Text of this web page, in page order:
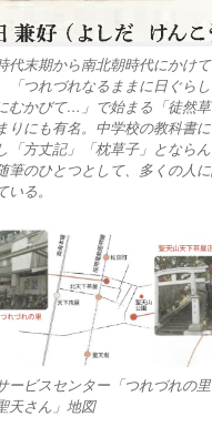
代末期から南北朝時代にかけ
「つれづれなるままに日ぐら
むかびて…」で始まる「徒然草
りにも有名。中学校の教科書
「方丈記」「枕草子」となら
筆のひとつとして、多くの人
いる。
ービスセンター「つれづれの里
天さん」地図